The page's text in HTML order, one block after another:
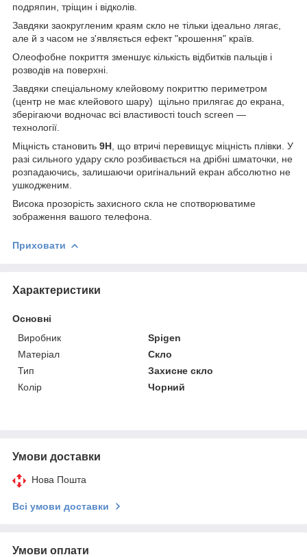
подряпин, тріщин і відколів.
Завдяки заокругленим краям скло не тільки ідеально лягає,
але й з часом не з'являється ефект "крошення" країв.
Олеофобне покриття зменшує кількість відбитків пальців і
розводів на поверхні.
Завдяки спеціальному клейовому покриттю периметром
(центр не має клейового шару) щільно прилягає до екрана,
зберігаючи водночас всі властивості touch screen —
технології.
Міцність становить 9Н , що втричі перевищує міцність плівки. У
разі сильного удару скло розбивається на дрібні шматочки, не
розпадаючись, залишаючи оригінальний екран абсолютно не
ушкодженим.
Висока прозорість захисного скла не спотворюватиме
зображення вашого телефона.
Приховати
Характеристики
Основні
Виробник
Spigen
Матеріал
Скло
Тип
Захисне скло
Колір
Чорний
Умови доставки
Нова Пошта
Всі умови доставки
Умови оплати